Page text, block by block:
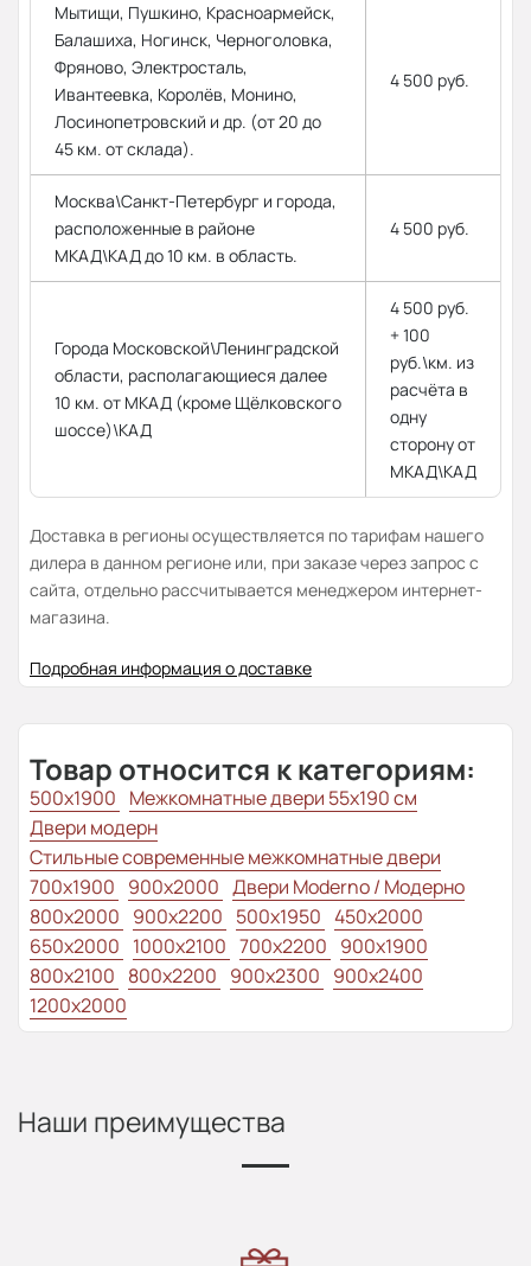
Мытищи, Пушкино, Красноармейск,
Балашиха, Ногинск, Черноголовка,
Фряново, Электросталь,
Ивантеевка, Королёв, Монино,
Лосинопетровский и др. (от 20 до
45 км. от склада).
4 500 руб.
Москва\Санкт-Петербург и города,
расположенные в районе
МКАД\КАД до 10 км. в область.
4 500 руб.
Города Московской\Ленинградской
области, располагающиеся далее
10 км. от МКАД (кроме Щёлковского
шоссе)\КАД
4 500 руб.
+ 100
руб.\км. из
расчёта в
одну
сторону от
МКАД\КАД
Доставка в регионы осуществляется по тарифам нашего
дилера в данном регионе или, при заказе через запрос с
сайта, отдельно рассчитывается менеджером интернет-
магазина.
Подробная информация о доставке
Товар относится к категориям:
500x1900 Межкомнатные двери 55х190 см
Двери модерн
Стильные современные межкомнатные двери
700x1900 900x2000 Двери Moderno / Модерно
800x2000 900x2200 500x1950 450x2000
650x2000 1000x2100 700x2200 900x1900
800x2100 800x2200 900x2300 900x2400
1200x2000
Наши преимущества